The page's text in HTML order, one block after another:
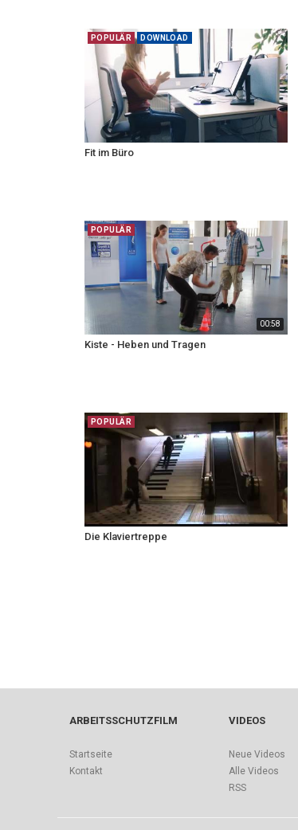
POPULÄR DOWNLOAD
Fit im Büro
00:58
POPULÄR
Kiste - Heben und Tragen
POPULÄR
Die Klaviertreppe
ARBEITSSCHUTZFILM
Startseite
Kontakt
VIDEOS
Neue Videos
Alle Videos
RSS